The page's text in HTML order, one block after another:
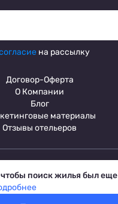
на рассылку
Договор-Оферта
О Компании
Блог
материалы
Отзывы отельеров
персональных данных
бронирования объектов
поиск жилья был еще